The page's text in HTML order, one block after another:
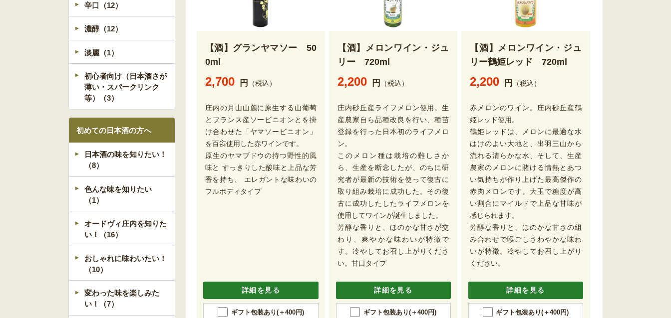
【酒】グランヤマソー 50
0ml
2,700 円 （税込）
庄内の月山山麓に原生する山葡萄
とフランス産ソービニオンとを掛
け合わせた「ヤマソービニオン」
を百㌫使用した赤ワインです。
原生のヤマブドウの持つ野性的風
味と すっきりした酸味と上品な芳
香を持ち、 エレガントな味わいの
フルボディタイプ
詳細を見る
ギフト包装あり(＋400円)
【酒】メロンワイン・ジュ
リー 720ml
2,200 円 （税込）
庄内砂丘産ライフメロン使用。生
産農家自ら品種改良を行い、種苗
登録を行った日本初のライフメロ
ン。
このメロン種は栽培の難しさか
ら、生産を断念したが、のちに研
究者が最新の技術を使って復古に
取り組み栽培に成功した。その復
古に成功したしたライフメロンを
使用してワインが誕生しました。
芳醇な香りと、ほのかな甘さが交
わり、爽やかな味わいが特徴で
す。冷やしてお召し上がりくださ
い。甘口タイプ
詳細を見る
ギフト包装あり(＋400円)
【酒】メロンワイン・ジュ
リー鶴姫レッド 720ml
2,200 円 （税込）
赤メロンのワイン。庄内砂丘産鶴
姫レッド使用。
鶴姫レッドは、メロンに最適な水
はけのよい大地と、出羽三山から
流れる清らかな水、そして、生産
農家のメロンに賭ける情熱とあつ
い気持ちが作り上げた最高傑作の
赤肉メロンです。大玉で糖度が高
い割合にマイルドで上品な甘味が
感じられます。
芳醇な香りと、ほのかな甘さの組
み合わせで喉ごしさわやかな味わ
いが特徴。冷やしてお召し上がり
ください。
詳細を見る
ギフト包装あり(＋400円)
辛口（12）
濃醇（12）
淡麗（1）
初心者向け（日本酒さが
薄い・スパークリンク
等）（3）
初めての日本酒の方へ
日本酒の味を知りたい！
（8）
色んな味を知りたい
（1）
オードヴィ庄内を知りた
い！（16）
おしゃれに味わいたい！
（10）
変わった味を楽しみた
い！（7）